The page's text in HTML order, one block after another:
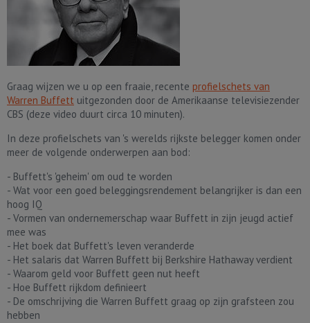
Graag wijzen we u op een fraaie, recente profielschets van
Warren Buffett uitgezonden door de Amerikaanse televisiezender
CBS (deze video duurt circa 10 minuten).
In deze profielschets van 's werelds rijkste belegger komen onder
meer de volgende onderwerpen aan bod:
- Buffett's 'geheim' om oud te worden
- Wat voor een goed beleggingsrendement belangrijker is dan een
hoog IQ
- Vormen van ondernemerschap waar Buffett in zijn jeugd actief
mee was
- Het boek dat Buffett's leven veranderde
- Het salaris dat Warren Buffett bij Berkshire Hathaway verdient
- Waarom geld voor Buffett geen nut heeft
- Hoe Buffett rijkdom definieert
- De omschrijving die Warren Buffett graag op zijn grafsteen zou
hebben